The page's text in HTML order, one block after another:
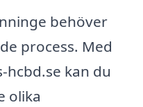
behöver
process. Med
hcbd.se kan du
olika